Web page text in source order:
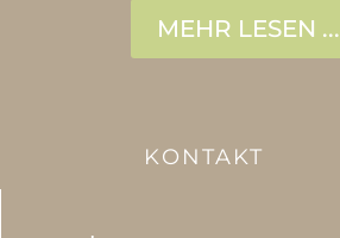
MEHR LESEN ...
KONTAKT